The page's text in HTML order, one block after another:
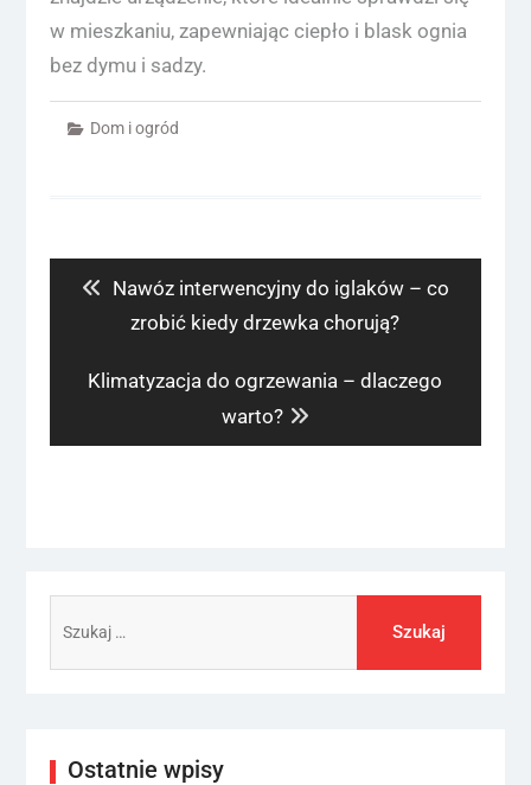
w mieszkaniu, zapewniając ciepło i blask ognia
bez dymu i sadzy.
Dom i ogród
Previous
post:
Nawóz interwencyjny do iglaków – co
zrobić kiedy drzewka chorują?
Next
Klimatyzacja do ogrzewania – dlaczego
warto?
Ostatnie wpisy